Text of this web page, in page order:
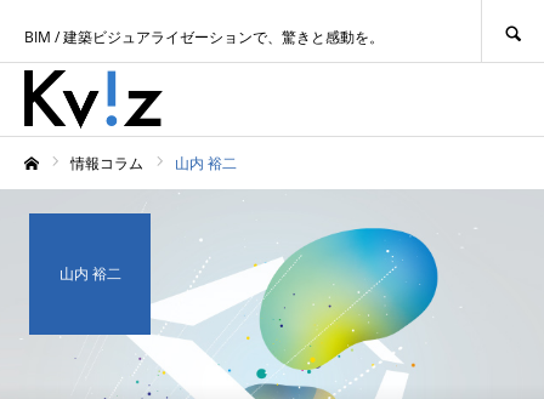
BIM / 建築ビジュアライゼーションで、驚きと感動を。
情報コラム 山内 裕二
山内 裕二